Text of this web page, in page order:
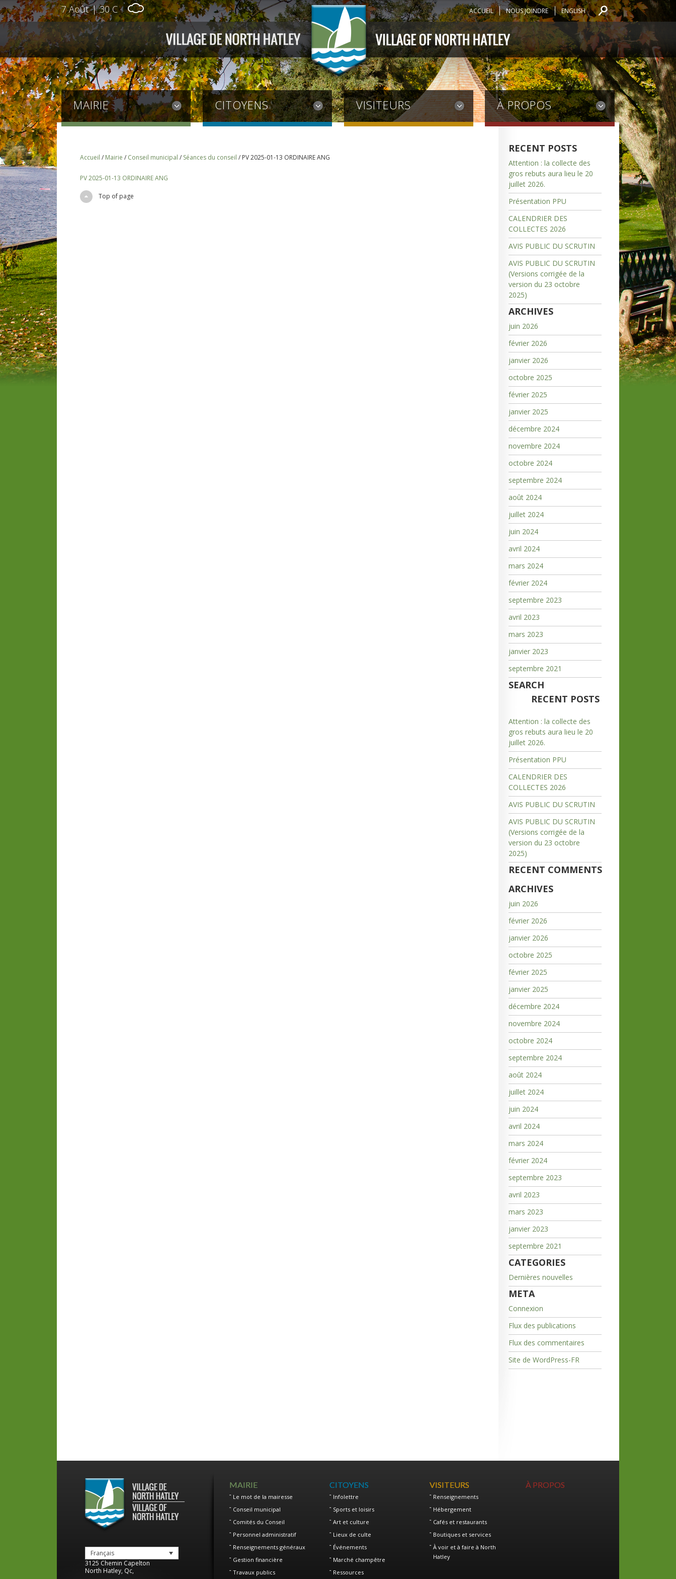
7 Août | 30 C ACCUEIL NOUS JOINDRE ENGLISH
MAIRIE CITOYENS VISITEURS À PROPOS
Accueil / Mairie / Conseil municipal / Séances du conseil / PV 2025-01-13 ORDINAIRE ANG
PV 2025-01-13 ORDINAIRE ANG
Top of page
RECENT POSTS
Attention : la collecte des
gros rebuts aura lieu le 20
juillet 2026.
Présentation PPU
CALENDRIER DES
COLLECTES 2026
AVIS PUBLIC DU SCRUTIN
AVIS PUBLIC DU SCRUTIN
(Versions corrigée de la
version du 23 octobre
2025)
ARCHIVES
juin 2026
février 2026
janvier 2026
octobre 2025
février 2025
janvier 2025
décembre 2024
novembre 2024
octobre 2024
septembre 2024
août 2024
juillet 2024
juin 2024
avril 2024
mars 2024
février 2024
septembre 2023
avril 2023
mars 2023
janvier 2023
septembre 2021
SEARCH
RECENT POSTS
Attention : la collecte des
gros rebuts aura lieu le 20
juillet 2026.
Présentation PPU
CALENDRIER DES
COLLECTES 2026
AVIS PUBLIC DU SCRUTIN
AVIS PUBLIC DU SCRUTIN
(Versions corrigée de la
version du 23 octobre
2025)
RECENT COMMENTS
ARCHIVES
juin 2026
février 2026
janvier 2026
octobre 2025
février 2025
janvier 2025
décembre 2024
novembre 2024
octobre 2024
septembre 2024
août 2024
juillet 2024
juin 2024
avril 2024
mars 2024
février 2024
septembre 2023
avril 2023
mars 2023
janvier 2023
septembre 2021
CATEGORIES
Dernières nouvelles
META
Connexion
Flux des publications
Flux des commentaires
Site de WordPress-FR
Français
3125 Chemin Capelton
North Hatley, Qc,
MAIRIE
Le mot de la mairesse
Conseil municipal
Comités du Conseil
Personnel administratif
Renseignements généraux
Gestion financière
Travaux publics
CITOYENS
Infolettre
Sports et loisirs
Art et culture
Lieux de culte
Événements
Marché champêtre
Ressources
VISITEURS
Renseignements
Hébergement
Cafés et restaurants
Boutiques et services
À voir et à faire à North
Hatley
À PROPOS